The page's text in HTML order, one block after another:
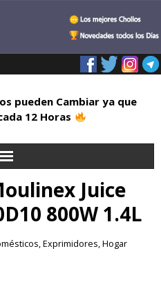
pueden Cambiar ya que
12 Horas
Juice
800W 1.4L
,Exprimidores,Hogar